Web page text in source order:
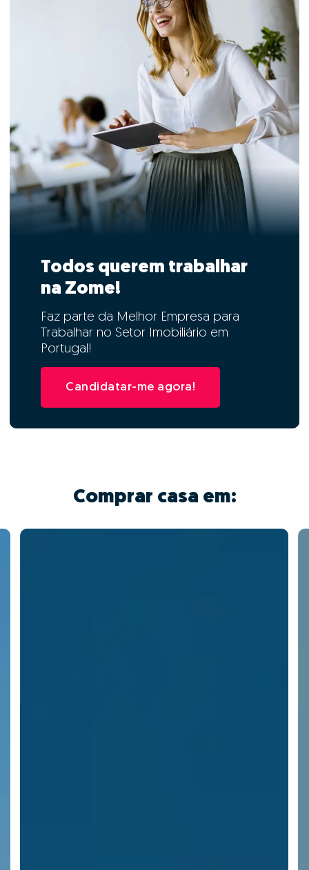
Todos querem trabalhar
na Zome!
Faz parte da Melhor Empresa para
Trabalhar no Setor Imobiliário em
Portugal!
Candidatar-me agora!
Comprar casa em: